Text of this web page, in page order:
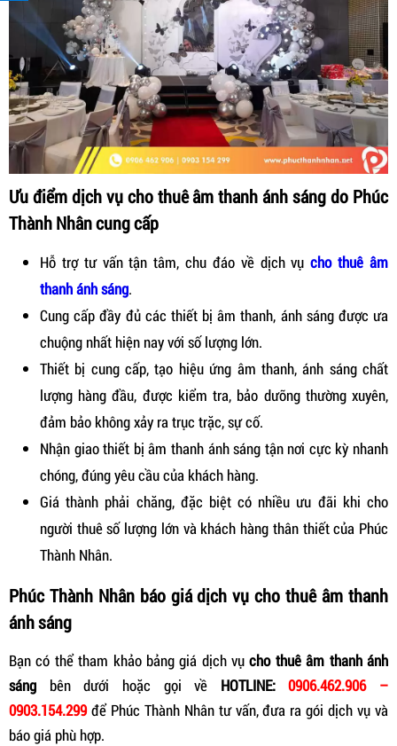
Ưu điểm dịch vụ cho thuê âm thanh ánh sáng do Phúc
Thành Nhân cung cấp
Hỗ trợ tư vấn tận tâm, chu đáo về dịch vụcho thuê âm
thanh ánh sáng.
Cung cấp đầy đủ các thiết bị âm thanh, ánh sáng được ưa
chuộng nhất hiện nay với số lượng lớn.
Thiết bị cung cấp, tạo hiệu ứng âm thanh, ánh sáng chất
lượng hàng đầu, được kiểm tra, bảo dưỡng thường xuyên,
đảm bảo không xảy ra trục trặc, sự cố.
Nhận giao thiết bị âm thanh ánh sáng tận nơi cực kỳ nhanh
chóng, đúng yêu cầu của khách hàng.
Giá thành phải chăng, đặc biệt có nhiều ưu đãi khi cho
người thuê số lượng lớn và khách hàng thân thiết của Phúc
Thành Nhân.
Phúc Thành Nhân báo giá dịch vụ cho thuê âm thanh
ánh sáng
Bạn có thể tham khảo bảng giá dịch vụcho thuê âm thanh ánh
sáng bên dưới hoặc gọi về HOTLINE:0906.462.906 –
0903.154.299để Phúc Thành Nhân tư vấn, đưa ra gói dịch vụ và
báo giá phù hợp.